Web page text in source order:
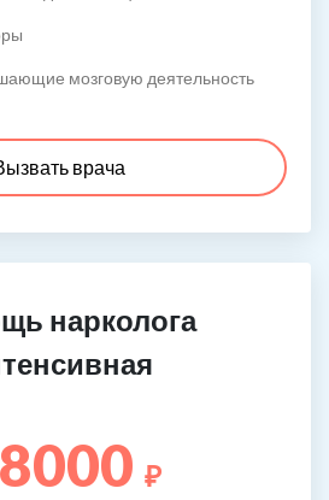
мозговую деятельность
врача
нарколога
8000 ₽